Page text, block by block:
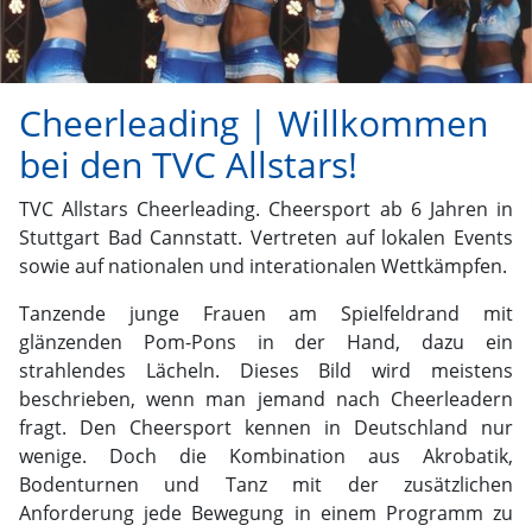
Cheerleading | Willkommen
bei den TVC Allstars!
TVC Allstars Cheerleading. Cheersport ab 6 Jahren in
Stuttgart Bad Cannstatt. Vertreten auf lokalen Events
sowie auf nationalen und interationalen Wettkämpfen.
Tanzende junge Frauen am Spielfeldrand mit
glänzenden Pom-Pons in der Hand, dazu ein
strahlendes Lächeln. Dieses Bild wird meistens
beschrieben, wenn man jemand nach Cheerleadern
fragt. Den Cheersport kennen in Deutschland nur
wenige. Doch die Kombination aus Akrobatik,
Bodenturnen und Tanz mit der zusätzlichen
Anforderung jede Bewegung in einem Programm zu